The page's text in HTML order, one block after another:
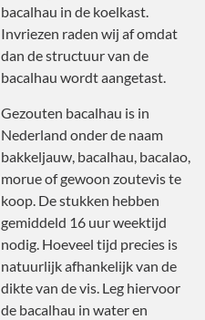
bacalhau in de koelkast.
Invriezen raden wij af omdat
dan de structuur van de
bacalhau wordt aangetast.
Gezouten bacalhau is in
Nederland onder de naam
bakkeljauw, bacalhau, bacalao,
morue of gewoon zoutevis te
koop. De stukken hebben
gemiddeld 16 uur weektijd
nodig. Hoeveel tijd precies is
natuurlijk afhankelijk van de
dikte van de vis. Leg hiervoor
de bacalhau in water en